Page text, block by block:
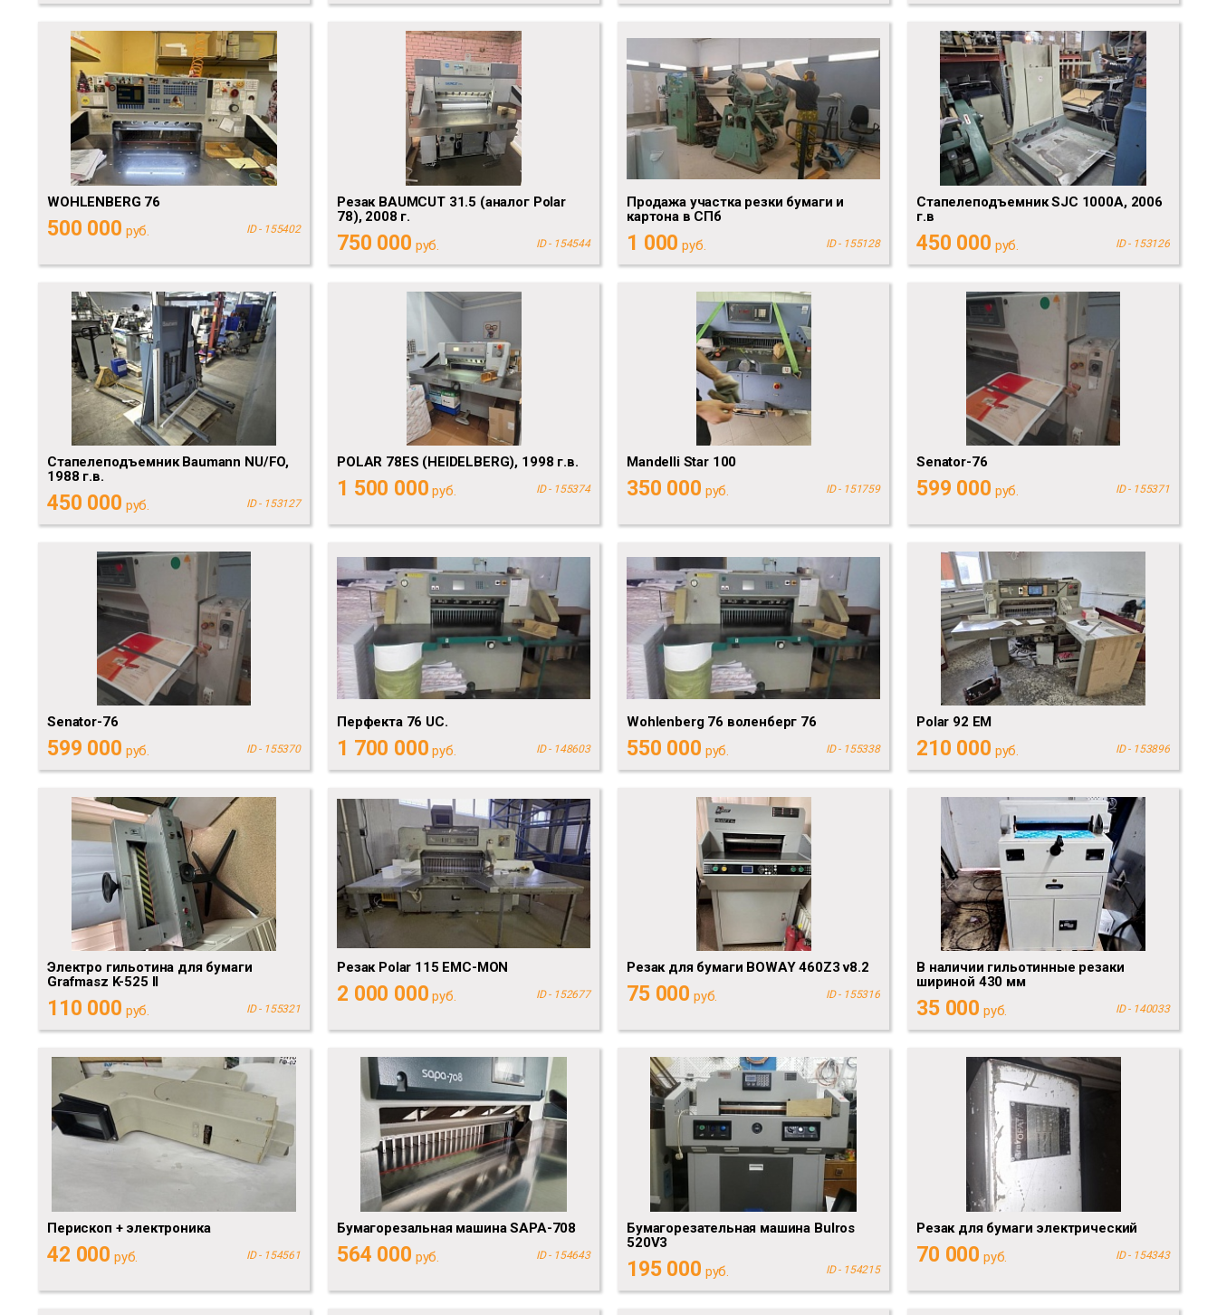
WOHLENBERG 76
500 000 руб. ID - 155402
Резак BAUMCUT 31.5 (аналог Polar
78), 2008 г.
750 000 руб. ID - 154544
Продажа участка резки бумаги и
картона в СПб
1 000 руб. ID - 155128
Стапелеподъемник SJC 1000A, 2006
г.в
450 000 руб. ID - 153126
Стапелеподъемник Baumann NU/FO,
1988 г.в.
450 000 руб. ID - 153127
POLAR 78ES (HEIDELBERG), 1998 г.в.
1 500 000 руб. ID - 155374
Mandelli Star 100
350 000 руб. ID - 151759
Senator-76
599 000 руб. ID - 155371
Senator-76
599 000 руб. ID - 155370
Перфекта 76 UC.
1 700 000 руб. ID - 148603
Wohlenberg 76 воленберг 76
550 000 руб. ID - 155338
Polar 92 EM
210 000 руб. ID - 153896
Электро гильотина для бумаги
Grafmasz K-525 II
110 000 руб. ID - 155321
Резак Polar 115 EMC-MON
2 000 000 руб. ID - 152677
Резак для бумаги BOWAY 460Z3 v8.2
75 000 руб. ID - 155316
В наличии гильотинные резаки
шириной 430 мм
35 000 руб. ID - 140033
Перископ + электроника
42 000 руб. ID - 154561
Бумагорезальная машина SAPA-708
564 000 руб. ID - 154643
Бумагорезательная машина Bulros
520V3
195 000 руб. ID - 154215
Резак для бумаги электрический
70 000 руб. ID - 154343